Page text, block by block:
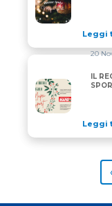
Leggi
IL REGALO
20
IL
Leggi